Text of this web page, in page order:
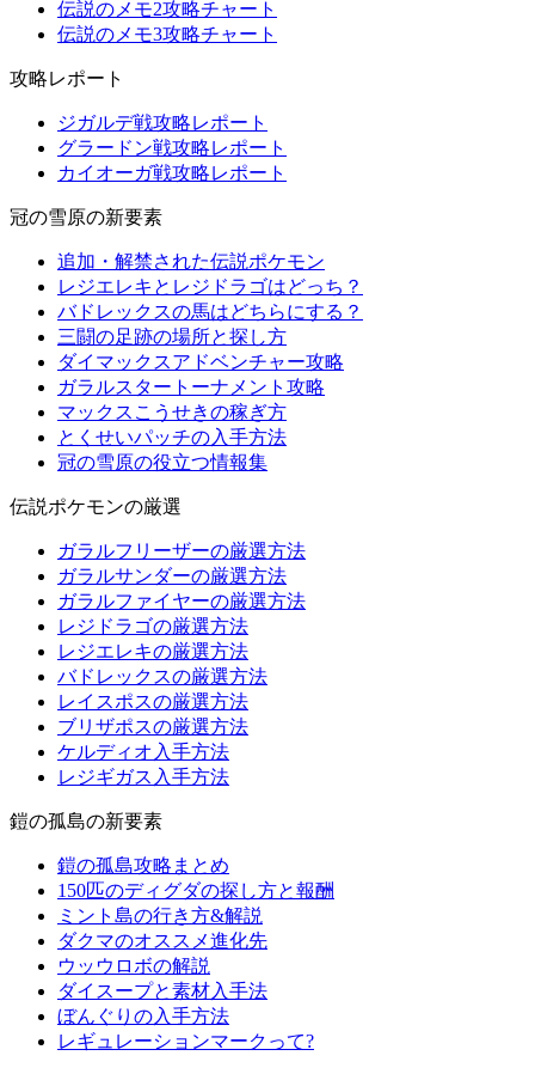
伝説のメモ2攻略チャート
伝説のメモ3攻略チャート
攻略レポート
ジガルデ戦攻略レポート
グラードン戦攻略レポート
カイオーガ戦攻略レポート
冠の雪原の新要素
追加・解禁された伝説ポケモン
レジエレキとレジドラゴはどっち？
バドレックスの馬はどちらにする？
三闘の足跡の場所と探し方
ダイマックスアドベンチャー攻略
ガラルスタートーナメント攻略
マックスこうせきの稼ぎ方
とくせいパッチの入手方法
冠の雪原の役立つ情報集
伝説ポケモンの厳選
ガラルフリーザーの厳選方法
ガラルサンダーの厳選方法
ガラルファイヤーの厳選方法
レジドラゴの厳選方法
レジエレキの厳選方法
バドレックスの厳選方法
レイスポスの厳選方法
ブリザポスの厳選方法
ケルディオ入手方法
レジギガス入手方法
鎧の孤島の新要素
鎧の孤島攻略まとめ
150匹のディグダの探し方と報酬
ミント島の行き方&解説
ダクマのオススメ進化先
ウッウロボの解説
ダイスープと素材入手法
ぼんぐりの入手方法
レギュレーションマークって?